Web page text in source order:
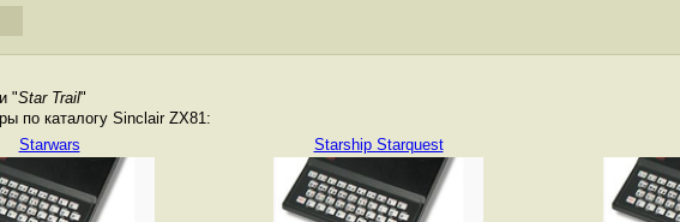
"Star Trail"
по каталогу Sinclair ZX81:
Starwars
Starship Starquest